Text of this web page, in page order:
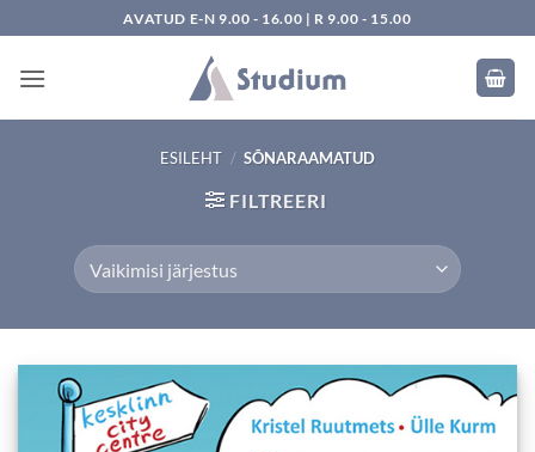
to
content
AVATUD E-N 9.00 - 16.00 | R 9.00 - 15.00
ESILEHT / SÕNARAAMATUD
FILTREERI